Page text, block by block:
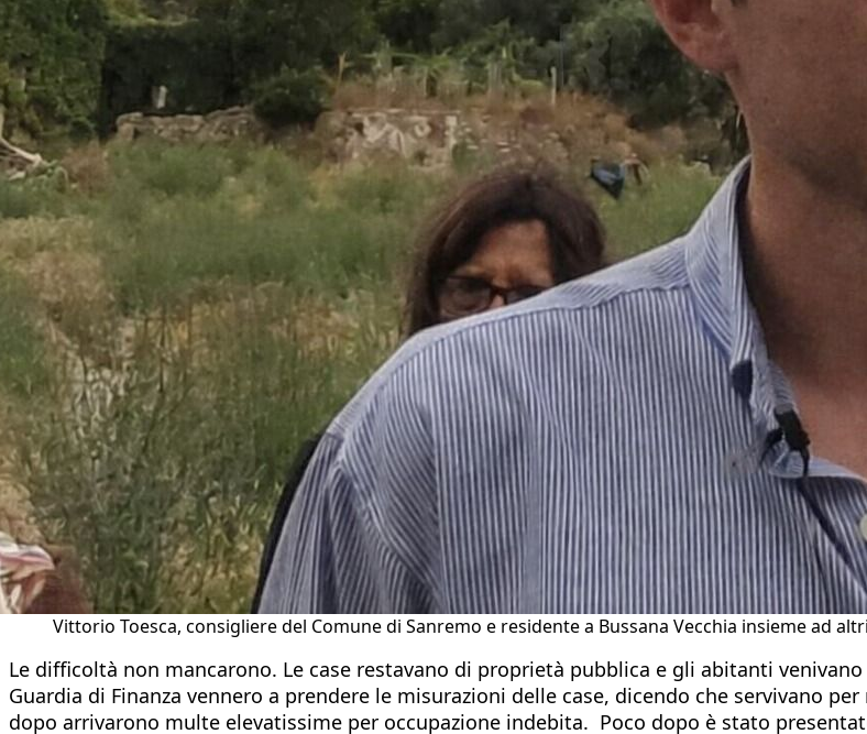
Vittorio Toesca, consigliere del Comune di Sanremo e residente a Bussana Vecchia insieme ad
Le difficoltà non mancarono. Le case restavano di proprietà pubblica e gli abitanti
Guardia di Finanza vennero a prendere le misurazioni delle case, dicendo che servivano
dopo arrivarono multe elevatissime per occupazione indebita. Poco dopo è stato